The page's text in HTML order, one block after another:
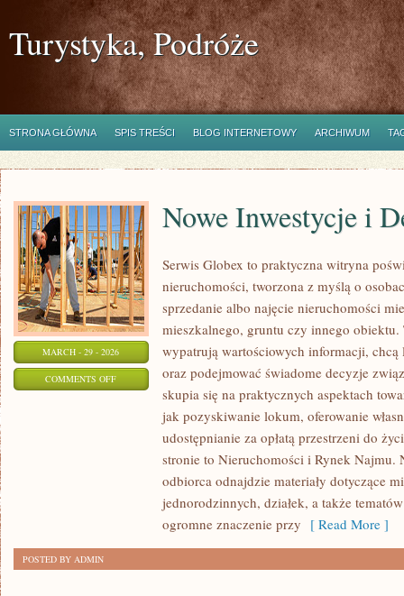
Turystyka, Podróże
STRONA GŁÓWNA SPIS TREŚCI BLOG INTERNETOWY ARCHIWUM
MARCH - 29 - 2026
COMMENTS OFFON
INWESTYCJE
DEWELOPERZY
Nowe Inwestycje i
Serwis Globex to praktyczna witryna
nieruchomości, tworzona z myślą o
sprzedanie albo najęcie nieruchomości
mieszkalnego, gruntu czy innego
wypatrują wartościowych informacji,
oraz podejmować świadome decyzje
skupia się na praktycznych aspektach
jak pozyskiwanie lokum, oferowanie
udostępnianie za opłatą przestrzeni do
stronie to Nieruchomości i Rynek Najmu.
odbiorca odnajdzie materiały dotyczące
jednorodzinnych, działek, a także
ogromne znaczenie przy [ Read More ]
POSTED BY ADMIN